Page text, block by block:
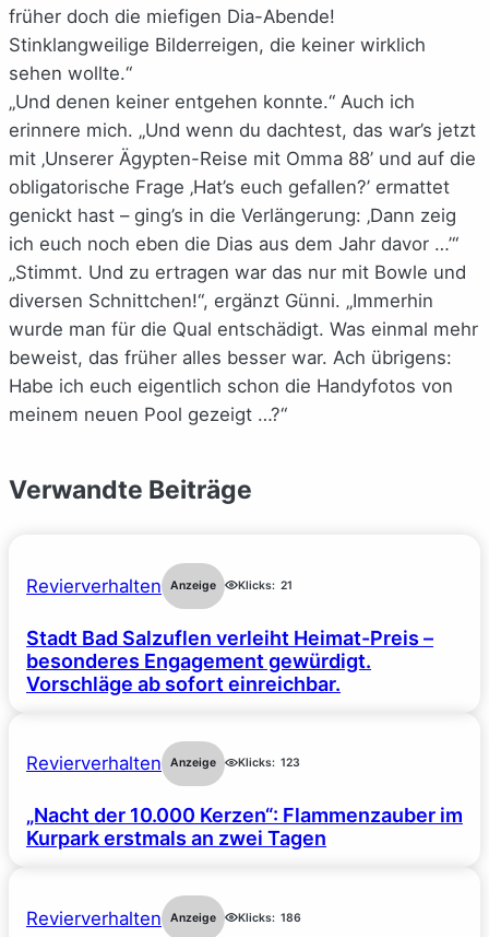
früher doch die miefigen Dia-Abende!
Stinklangweilige Bilderreigen, die keiner wirklich
sehen wollte.“
„Und denen keiner entgehen konnte.“ Auch ich
erinnere mich. „Und wenn du dachtest, das war’s jetzt
mit ‚Unserer Ägypten-Reise mit Omma 88’ und auf die
obligatorische Frage ‚Hat’s euch gefallen?’ ermattet
genickt hast – ging’s in die Verlängerung: ‚Dann zeig
ich euch noch eben die Dias aus dem Jahr davor …’“
„Stimmt. Und zu ertragen war das nur mit Bowle und
diversen Schnittchen!“, ergänzt Günni. „Immerhin
wurde man für die Qual entschädigt. Was einmal mehr
beweist, das früher alles besser war. Ach übrigens:
Habe ich euch eigentlich schon die Handyfotos von
meinem neuen Pool gezeigt …?“
Verwandte Beiträge
Revierverhalten Anzeige Klicks: 21
Stadt Bad Salzuflen verleiht Heimat-Preis –
besonderes Engagement gewürdigt.
Vorschläge ab sofort einreichbar.
Revierverhalten Anzeige Klicks: 123
„Nacht der 10.000 Kerzen“: Flammenzauber im
Kurpark erstmals an zwei Tagen
Revierverhalten Anzeige Klicks: 186